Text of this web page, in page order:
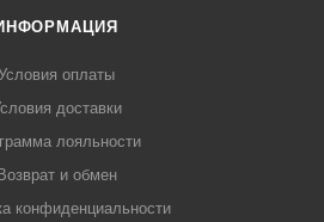
оплаты
доставки
лояльности
Возврат и обмен
конфиденциальности